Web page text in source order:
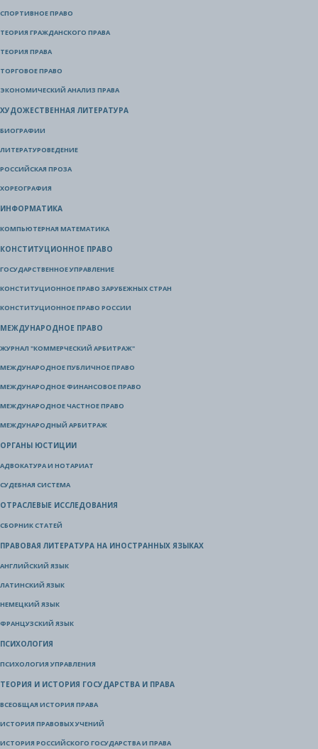
СПОРТИВНОЕ ПРАВО
ТЕОРИЯ ГРАЖДАНСКОГО ПРАВА
ТЕОРИЯ ПРАВА
ТОРГОВОЕ ПРАВО
ЭКОНОМИЧЕСКИЙ АНАЛИЗ ПРАВА
ХУДОЖЕСТВЕННАЯ ЛИТЕРАТУРА
БИОГРАФИИ
ЛИТЕРАТУРОВЕДЕНИЕ
РОССИЙСКАЯ ПРОЗА
ХОРЕОГРАФИЯ
ИНФОРМАТИКА
КОМПЬЮТЕРНАЯ МАТЕМАТИКА
КОНСТИТУЦИОННОЕ ПРАВО
ГОСУДАРСТВЕННОЕ УПРАВЛЕНИЕ
КОНСТИТУЦИОННОЕ ПРАВО ЗАРУБЕЖНЫХ СТРАН
КОНСТИТУЦИОННОЕ ПРАВО РОССИИ
МЕЖДУНАРОДНОЕ ПРАВО
ЖУРНАЛ "КОММЕРЧЕСКИЙ АРБИТРАЖ"
МЕЖДУНАРОДНОЕ ПУБЛИЧНОЕ ПРАВО
МЕЖДУНАРОДНОЕ ФИНАНСОВОЕ ПРАВО
МЕЖДУНАРОДНОЕ ЧАСТНОЕ ПРАВО
МЕЖДУНАРОДНЫЙ АРБИТРАЖ
ОРГАНЫ ЮСТИЦИИ
АДВОКАТУРА И НОТАРИАТ
СУДЕБНАЯ СИСТЕМА
ОТРАСЛЕВЫЕ ИССЛЕДОВАНИЯ
СБОРНИК СТАТЕЙ
ПРАВОВАЯ ЛИТЕРАТУРА НА ИНОСТРАННЫХ ЯЗЫКАХ
АНГЛИЙСКИЙ ЯЗЫК
ЛАТИНСКИЙ ЯЗЫК
НЕМЕЦКИЙ ЯЗЫК
ФРАНЦУЗСКИЙ ЯЗЫК
ПСИХОЛОГИЯ
ПСИХОЛОГИЯ УПРАВЛЕНИЯ
ТЕОРИЯ И ИСТОРИЯ ГОСУДАРСТВА И ПРАВА
ВСЕОБЩАЯ ИСТОРИЯ ПРАВА
ИСТОРИЯ ПРАВОВЫХ УЧЕНИЙ
ИСТОРИЯ РОССИЙСКОГО ГОСУДАРСТВА И ПРАВА